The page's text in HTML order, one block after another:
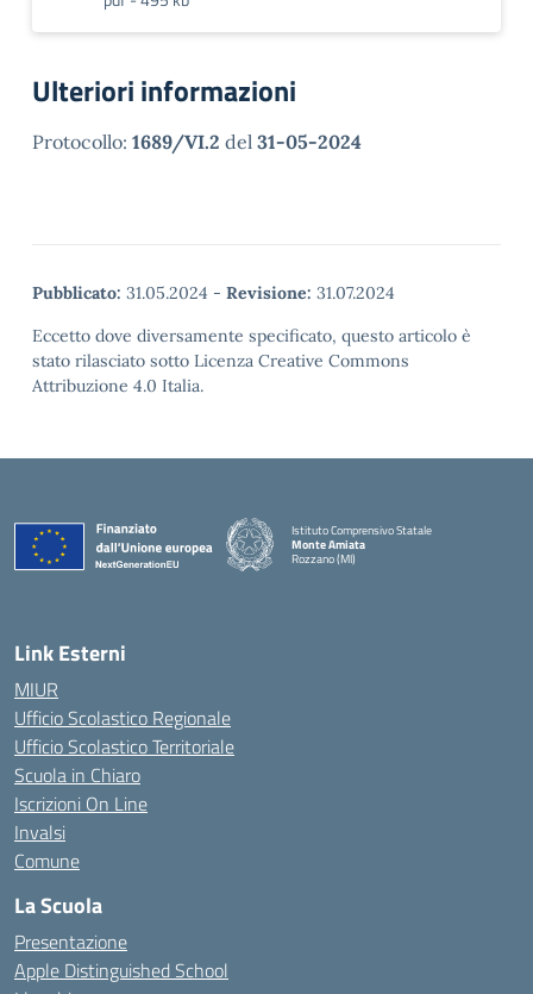
Ulteriori informazioni
Protocollo: 1689/VI.2 del 31-05-2024
Pubblicato: 31.05.2024 - Revisione: 31.07.2024
Eccetto dove diversamente specificato, questo articolo è
stato rilasciato sotto Licenza Creative Commons
Attribuzione 4.0 Italia.
Istituto Comprensivo Statale
Monte Amiata
Rozzano (MI)
Link Esterni
MIUR
Ufficio Scolastico Regionale
Ufficio Scolastico Territoriale
Scuola in Chiaro
Iscrizioni On Line
Invalsi
Comune
La Scuola
Presentazione
Apple Distinguished School